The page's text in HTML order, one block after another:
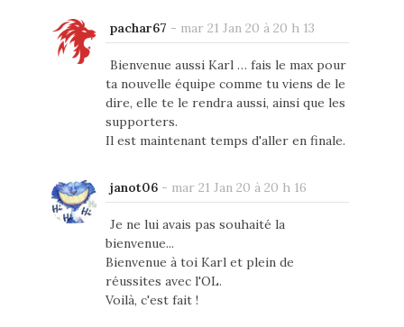
pachar67 - mar 21 Jan 20 à 20 h 13
Bienvenue aussi Karl … fais le max pour
ta nouvelle équipe comme tu viens de le
dire, elle te le rendra aussi, ainsi que les
supporters.
Il est maintenant temps d'aller en finale.
janot06- mar 21 Jan 20 à 20 h 16
Je ne lui avais pas souhaité la
bienvenue...
Bienvenue à toi Karl et plein de
réussites avec l'OL.
Voilà, c'est fait !